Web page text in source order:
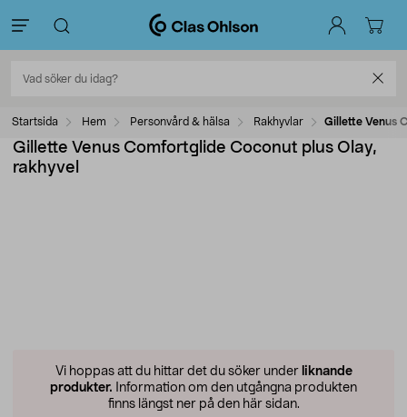
Startsida Hem Personvård & hälsa Rakhyvlar Gillette Venus
Gillette Venus Comfortglide Coconut plus Olay,
rakhyvel
Vi hoppas att du hittar det du söker under liknande
produkter. Information om den utgångna produkten
finns längst ner på den här sidan.